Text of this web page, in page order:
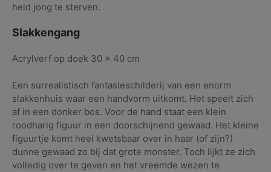
held jong te sterven.
Slakkengang
Acrylverf op doek 30 x 40 cm
Een surrealistisch fantasieschilderij van een enorm
slakkenhuis waar een handvorm uitkomt. Het speelt zich
af in een donker bos. Voor de hand staat een klein
roodharig figuur in een doorschijnend gewaad. Het kleine
figuurtje komt heel kwetsbaar over in haar (of zijn?)
dunne gewaad zo bij dat grote monster. Toch lijkt ze zich
volledig over te geven en het vreemde wezen te